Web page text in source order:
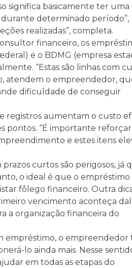
significa basicamente ter uma
durante determinado período”,
realizadas”, completa.
financeiro, os
e o BDMG (empresa
“Estas são linhas com
atendem o empreendedor,
dificuldade de conseguir
registros aumentam o custo
pontos. “É importante
e estes itens
curtos são perigosos, já
o ideal é que o empréstimo
fôlego financeiro. Outra
vencimento aconteça
a organização financeira do
empréstimo, o empreendedor
lo ainda mais. Nesse
em todas as etapas do